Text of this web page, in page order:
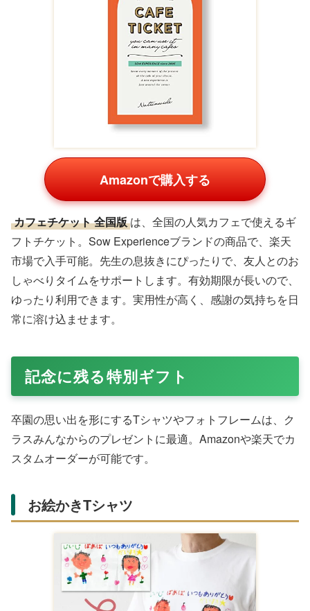
Amazonで購入する
カフェチケット 全国版 は、全国の人気カフェで使えるギ
フトチケット。Sow Experienceブランドの商品で、楽天
市場で入手可能。先生の息抜きにぴったりで、友人とのお
しゃべりタイムをサポートします。有効期限が長いので、
ゆったり利用できます。実用性が高く、感謝の気持ちを日
常に溶け込ませます。
記念に残る特別ギフト
卒園の思い出を形にするTシャツやフォトフレームは、ク
ラスみんなからのプレゼントに最適。Amazonや楽天でカ
スタムオーダーが可能です。
お絵かきTシャツ